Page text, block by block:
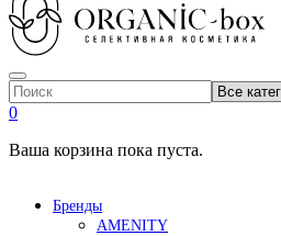
0
Ваша корзина пока пуста.
Бренды
AMENITY